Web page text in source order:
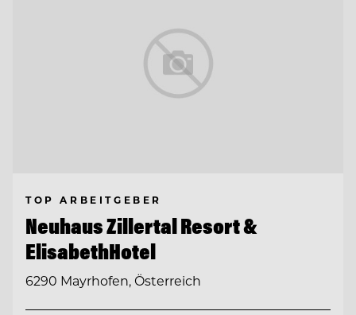
TOP ARBEITGEBER
Neuhaus Zillertal Resort &
ElisabethHotel
6290 Mayrhofen, Österreich